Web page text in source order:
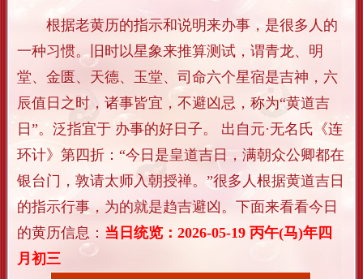
根据老黄历的指示和说明来办事，是很多人的
一种习惯。旧时以星象来推算测试，谓青龙、明
堂、金匮、天德、玉堂、司命六个星宿是吉神，六
辰值日之时，诸事皆宜，不避凶忌，称为“黄道吉
日”。泛指宜于 办事的好日子。 出自元·无名氏《连
环计》第四折：“今日是皇道吉日，满朝众公卿都在
银台门，敦请太师入朝授禅。”很多人根据黄道吉日
的指示行事，为的就是趋吉避凶。下面来看看今日
的黄历信息： 当日统览：2026-05-19 丙午(马)年四
月初三